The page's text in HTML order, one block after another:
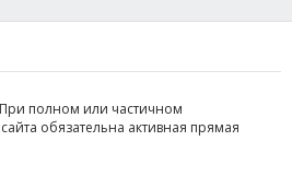
полном или частичном
обязательна активная прямая